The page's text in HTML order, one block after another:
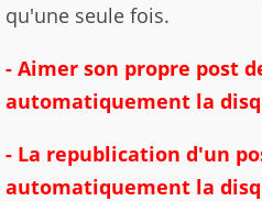
qu'une seule fois.
- Aimer son propre post
automatiquement la
- La republication d'un
automatiquement la